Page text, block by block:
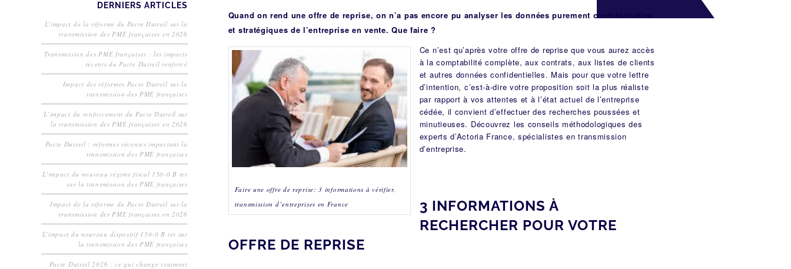
Quand on rend une offre de reprise, on n’a pas encore pu analyser les données purement confidentielles
et stratégiques de l’entreprise en vente. Que faire ?
Faire une offre de reprise: 3 informations à vérifier,
transmission d’entreprises en France
Ce n’est qu’après votre offre de reprise que vous aurez accès
à la comptabilité complète, aux contrats, aux listes de clients
et autres données confidentielles. Mais pour que votre lettre
d’intention, c’est-à-dire votre proposition soit la plus réaliste
par rapport à vos attentes et à l’état actuel de l’entreprise
cédée, il convient d’effectuer des recherches poussées et
minutieuses. Découvrez les conseils méthodologiques des
experts d’Actoria France, spécialistes en transmission
d’entreprise.
3 INFORMATIONS À
RECHERCHER POUR VOTRE
OFFRE DE REPRISE
DERNIERS ARTICLES
L’impact de la réforme du Pacte Dutreil sur la
transmission des PME françaises en 2026
Transmission des PME françaises : les impacts
récents du Pacte Dutreil renforcé
Impact des réformes Pacte Dutreil sur la
transmission des PME françaises
L’impact du renforcement du Pacte Dutreil sur
la transmission des PME françaises en 2026
Pacte Dutreil : réformes récentes impactant la
transmission des PME françaises
L’impact du nouveau régime fiscal 150-0 B ter
sur la transmission des PME françaises
Impact de la réforme du Pacte Dutreil sur la
transmission des PME françaises en 2026
L’impact du nouveau dispositif 150-0 B ter sur
la transmission des PME françaises
Pacte Dutreil 2026 : ce qui change vraiment